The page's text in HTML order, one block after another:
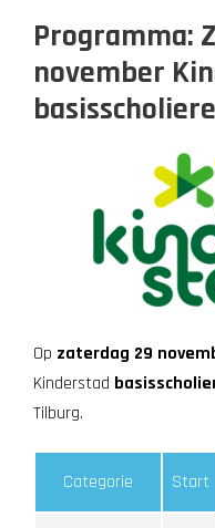
Programma:
november
Op zaterdag 29
Kinderstad
Tilburg.
Categorie Start